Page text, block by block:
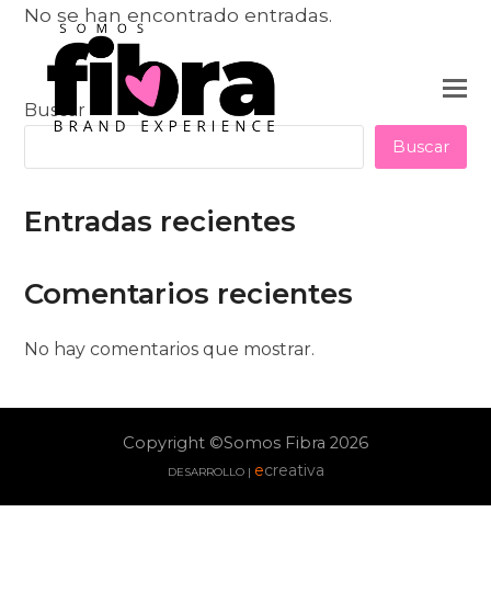
No se han encontrado entradas.
Buscar
Buscar
Entradas recientes
Comentarios recientes
No hay comentarios que mostrar.
Copyright ©Somos Fibra 2026
DESARROLLO | ecreativa